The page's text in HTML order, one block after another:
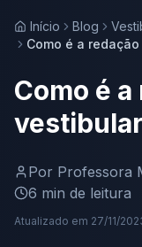
Início Blog
Como é a
Como é
Por Professora
6 min de leitura
Atualizado em 27/11/